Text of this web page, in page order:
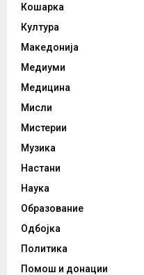
Кошарка
Култура
Македонија
Медиуми
Медицина
Мисли
Мистерии
Музика
Настани
Наука
Образование
Одбојка
Политика
Помош и донации